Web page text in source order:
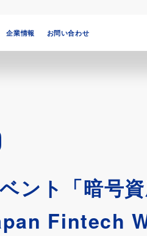
企業情報 お問い合わせ
ント「暗号
Fintech